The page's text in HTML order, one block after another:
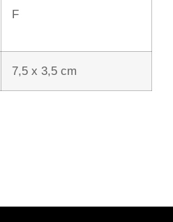
F
7,5 x 3,5 cm